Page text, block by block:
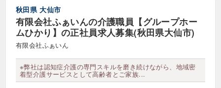
ブランク可・歓迎 定年なし
就職氷河期世代歓迎 年齢不問・70代OK
未経験可・初心者歓迎 正職員登用あり
秋田県 大仙市
有限会社ふぁいんの介護職員【グループホー
ムひかり】の正社員求人募集(秋田県大仙市)
有限会社ふぁいん
※弊社は認知症介護の専門スキルを磨き続けながら、地域密
着型介護サービスとして高齢者とご家族...